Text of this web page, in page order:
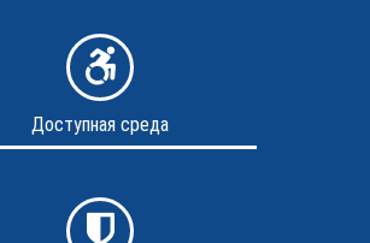
Доступная среда